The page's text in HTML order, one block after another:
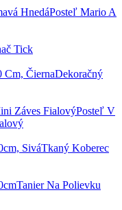
Posteľ Mario A
Tick
Dekoračný
Posteľ V
Tkaný Koberec
Tanier Na Polievku